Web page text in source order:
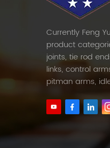
Currently Feng
product
joints, tie rod
links, control
pitman arms,
links and etc.